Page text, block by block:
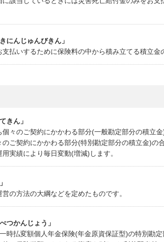
にんじゅんびきん」
払いするために保険料の中から積み立てる積立金
きん」
々のご契約にかかわる部分(一般勘定部分の積立
のご契約にかかわる部分(特別勘定部分の積立金)の
実績により毎日変動(増減)します。
の方法の大綱などを定めたものです。
つかんじょう」
時払変額個人年金保険(年金原資保証型)の特別勘